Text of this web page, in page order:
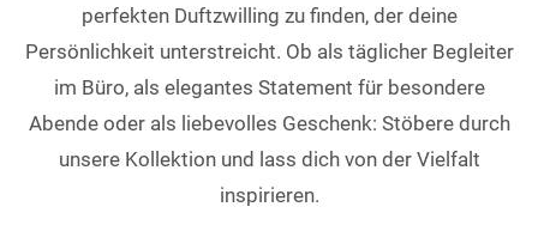
perfekten Duftzwilling zu finden, der deine
Persönlichkeit unterstreicht. Ob als täglicher Begleiter
im Büro, als elegantes Statement für besondere
Abende oder als liebevolles Geschenk: Stöbere durch
unsere Kollektion und lass dich von der Vielfalt
inspirieren.